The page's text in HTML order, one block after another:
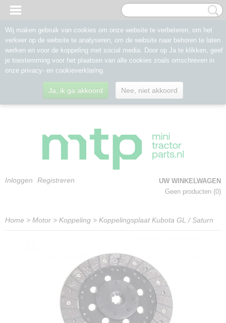
Inloggen Registreren
UW WINKELWAGEN
Geen producten (0)
Home > Motor > Koppeling > Koppelingsplaat Kubota GL / Saturn
Wij maken gebruik van cookies om onze website te verbeteren, om het
verkeer op de website te analyseren, om de website naar behoren te laten
werken en voor de koppeling met social media. Door op Ja te klikken, geef
je toestemming voor het plaatsen van alle cookies zoals omschreven in
onze privacy- en cookieverklaring.
Ja, ik ga akkoord Nee, niet akkoord